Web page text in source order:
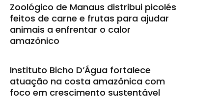
Zoológico de Manaus distribui picolés
feitos de carne e frutas para ajudar
animais a enfrentar o calor
amazônico
Instituto Bicho D’Água fortalece
atuação na costa amazônica com
foco em crescimento sustentável